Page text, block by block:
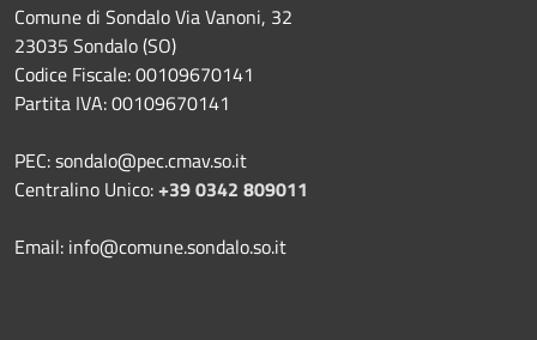
Comune di Sondalo Via Vanoni, 32
23035 Sondalo (SO)
Codice Fiscale: 00109670141
Partita IVA: 00109670141
PEC: sondalo@pec.cmav.so.it
Centralino Unico:+39 0342 809011
Email: info@comune.sondalo.so.it